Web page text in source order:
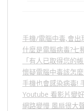
手機/電腦中毒,會出
什麼是電腦病毒?七
「有人已取得您的
懷疑電腦中毒該怎
手機也會感染病毒!
Youtube 看影片變
網路變慢 風扇很大